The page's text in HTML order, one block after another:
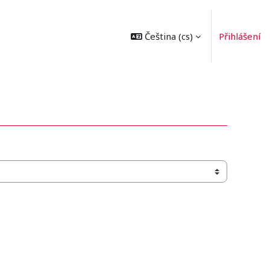
Čeština ‎(cs)‎ Přihlášení